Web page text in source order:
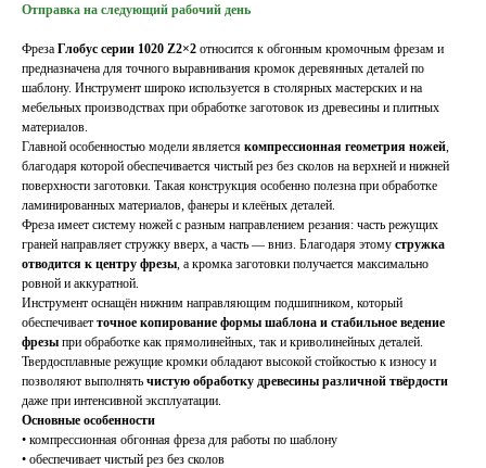
Отправка на следующий рабочий день
Фреза Глобус серии 1020 Z2×2 относится к обгонным кромочным фрезам и
предназначена для точного выравнивания кромок деревянных деталей по
шаблону. Инструмент широко используется в столярных мастерских и на
мебельных производствах при обработке заготовок из древесины и плитных
материалов.
Главной особенностью модели является компрессионная геометрия ножей
благодаря которой обеспечивается чистый рез без сколов на верхней и нижней
поверхности заготовки. Такая конструкция особенно полезна при обработке
ламинированных материалов, фанеры и клеёных деталей.
Фреза имеет систему ножей с разным направлением резания: часть режущих
граней направляет стружку вверх, а часть — вниз. Благодаря этому стружка
отводится к центру фрезы , а кромка заготовки получается максимально
ровной и аккуратной.
Инструмент оснащён нижним направляющим подшипником, который
обеспечивает точное копирование формы шаблона и стабильное ведение
фрезы при обработке как прямолинейных, так и криволинейных деталей.
Твердосплавные режущие кромки обладают высокой стойкостью к износу и
позволяют выполнять чистую обработку древесины различной твёрдости
даже при интенсивной эксплуатации.
Основные особенности
• компрессионная обгонная фреза для работы по шаблону
• обеспечивает чистый рез без сколов